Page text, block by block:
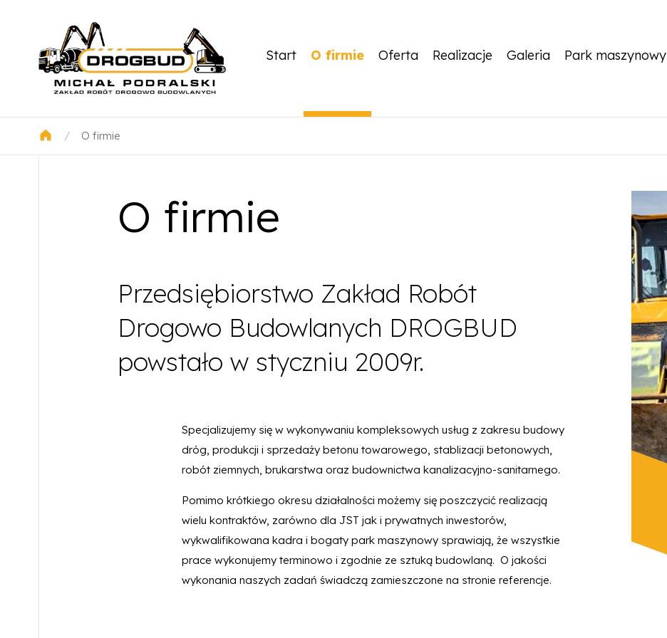
Start O firmie Oferta Realizacje Galeria Park maszynowy
/ O firmie
O firmie
Przedsiębiorstwo Zakład Robót
Drogowo Budowlanych DROGBUD
powstało w styczniu 2009r.
Specjalizujemy się w wykonywaniu kompleksowych usług z zakresu budowy
dróg, produkcji i sprzedaży betonu towarowego, stablizacji betonowych,
robót ziemnych, brukarstwa oraz budownictwa kanalizacyjno-sanitarnego.
Pomimo krótkiego okresu działalności możemy się poszczycić realizacją
wielu kontraktów, zarówno dla JST jak i prywatnych inwestorów,
wykwalifikowana kadra i bogaty park maszynowy sprawiają, że wszystkie
prace wykonujemy terminowo i zgodnie ze sztuką budowlaną. O jakości
wykonania naszych zadań świadczą zamieszczone na stronie referencje.